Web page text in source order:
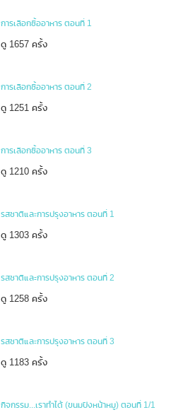
การเลือกซื้ออาหาร ตอนที่ 1
ดู 1657 ครั้ง
การเลือกซื้ออาหาร ตอนที่ 2
ดู 1251 ครั้ง
การเลือกซื้ออาหาร ตอนที่ 3
ดู 1210 ครั้ง
รสชาติและการปรุงอาหาร ตอนที่ 1
ดู 1303 ครั้ง
รสชาติและการปรุงอาหาร ตอนที่ 2
ดู 1258 ครั้ง
รสชาติและการปรุงอาหาร ตอนที่ 3
ดู 1183 ครั้ง
กิจกรรม...เราทำได้ (ขนมปังหน้าหมู) ตอนที่ 1/1